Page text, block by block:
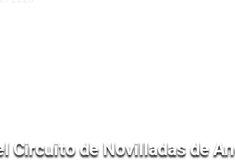
Circuito de Novilladas de